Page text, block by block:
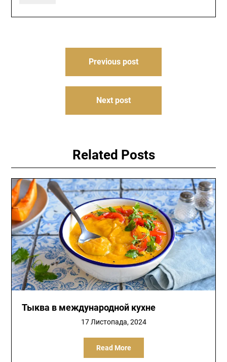
Навігація
Previous post
Next post
Related Posts
Тыква в международной кухне
17 Листопада, 2024
Read More